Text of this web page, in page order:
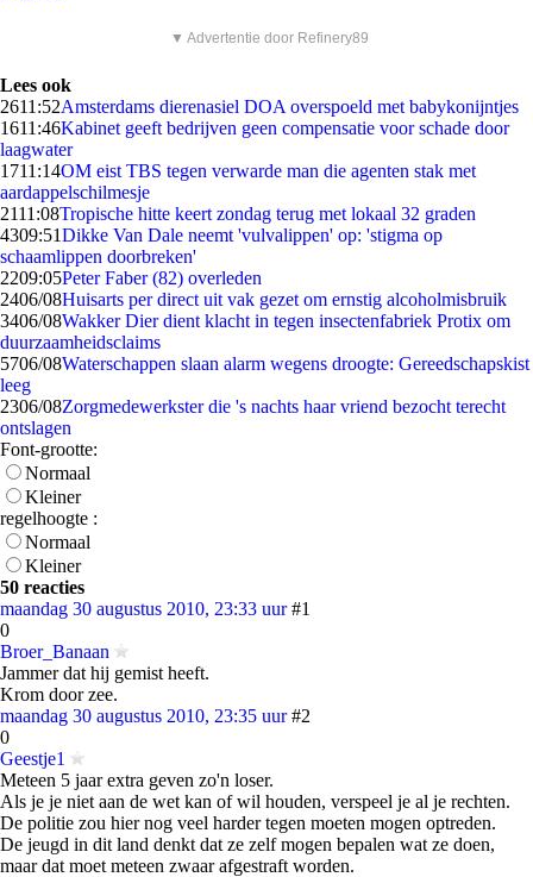
▼ Advertentie door Refinery89
Lees ook
2611:52Amsterdams dierenasiel DOA overspoeld met babykonijntjes
1611:46Kabinet geeft bedrijven geen compensatie voor schade door
laagwater
1711:14OM eist TBS tegen verwarde man die agenten stak met
aardappelschilmesje
2111:08Tropische hitte keert zondag terug met lokaal 32 graden
4309:51Dikke Van Dale neemt 'vulvalippen' op: 'stigma op
schaamlippen doorbreken'
2209:05Peter Faber (82) overleden
2406/08Huisarts per direct uit vak gezet om ernstig alcoholmisbruik
3406/08Wakker Dier dient klacht in tegen insectenfabriek Protix om
duurzaamheidsclaims
5706/08Waterschappen slaan alarm wegens droogte: Gereedschapskist
leeg
2306/08Zorgmedewerkster die 's nachts haar vriend bezocht terecht
ontslagen
Font-grootte:
Normaal
Kleiner
regelhoogte :
Normaal
Kleiner
50 reacties
maandag 30 augustus 2010, 23:33 uur #1
0
Broer_Banaan
Jammer dat hij gemist heeft.
Krom door zee.
maandag 30 augustus 2010, 23:35 uur #2
0
Geestje1
Meteen 5 jaar extra geven zo'n loser.
Als je je niet aan de wet kan of wil houden, verspeel je al je rechten.
De politie zou hier nog veel harder tegen moeten mogen optreden.
De jeugd in dit land denkt dat ze zelf mogen bepalen wat ze doen,
maar dat moet meteen zwaar afgestraft worden.